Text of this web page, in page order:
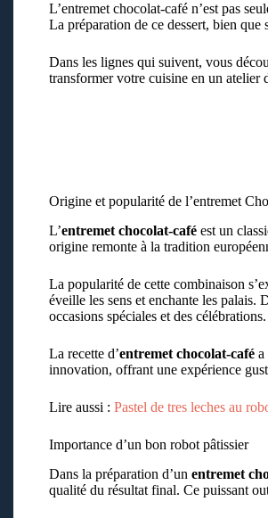
L’entremet chocolat-café n’est pas
La préparation de ce dessert, bien que
Dans les lignes qui suivent, vous
transformer votre cuisine en un atelier
Origine et popularité de l’entremet
L’entremet chocolat-café est un
origine remonte à la tradition
La popularité de cette combinaison
éveille les sens et enchante les palais.
occasions spéciales et des célébrations.
La recette d’entremet chocolat-café a
innovation, offrant une expérience
Lire aussi : Pastel de tres leches au
Importance d’un bon robot pâtissier
Dans la préparation d’un entremet
qualité du résultat final. Ce puissant